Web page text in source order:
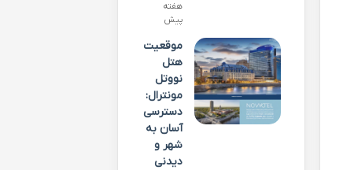
هفته
پیش
موقعیت
هتل
نووتل
مونترال:
دسترسی
آسان به
شهر و
دیدنی